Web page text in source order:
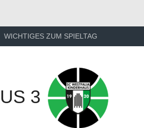
WICHTIGES ZUM SPIELTAG
3